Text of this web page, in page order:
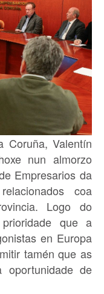
Coruña, Valentín
nun almorzo
Empresarios da
coa
Logo do
que a
en Europa
tamén que as
oportunidade de